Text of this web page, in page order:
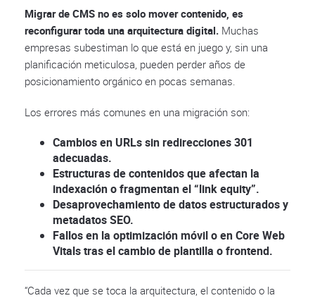
Migrar de CMS no es solo mover contenido, es
reconfigurar toda una arquitectura digital. Muchas
empresas subestiman lo que está en juego y, sin una
planificación meticulosa, pueden perder años de
posicionamiento orgánico en pocas semanas.
Los errores más comunes en una migración son:
Cambios en URLs sin redirecciones 301
adecuadas.
Estructuras de contenidos que afectan la
indexación o fragmentan el “link equity”.
Desaprovechamiento de datos estructurados y
metadatos SEO.
Fallos en la optimización móvil o en Core Web
Vitals tras el cambio de plantilla o frontend.
“Cada vez que se toca la arquitectura, el contenido o la